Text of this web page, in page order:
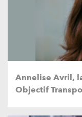
Annelise Avril,
Objectif